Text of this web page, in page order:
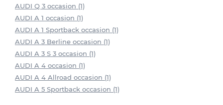
AUDI Q 3 occasion (1)
AUDI A 1 occasion (1)
AUDI A 1 Sportback occasion (1)
AUDI A 3 Berline occasion (1)
AUDI A 3 S 3 occasion (1)
AUDI A 4 occasion (1)
AUDI A 4 Allroad occasion (1)
AUDI A 5 Sportback occasion (1)